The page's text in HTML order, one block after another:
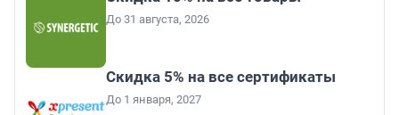
До 31 августа, 2026
Скидка 5% на все сертификаты
До 1 января, 2027